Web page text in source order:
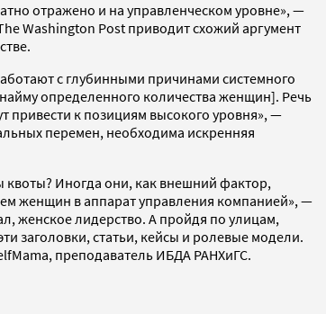
отражено и на управленческом уровне», —
Washington Post приводит схожий аргумент
с глубинными причинами системного
определенного количества женщин]. Речь
привести к позициям высокого уровня», —
перемен, необходима искренняя
Иногда они, как внешний фактор,
женщин в аппарат управления компанией», —
женское лидерство. А пройдя по улицам,
заголовки, статьи, кейсы и ролевые модели.
преподаватель ИБДА РАНХиГС.